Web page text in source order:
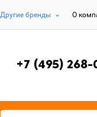
Другие бренды О
+7 (495)